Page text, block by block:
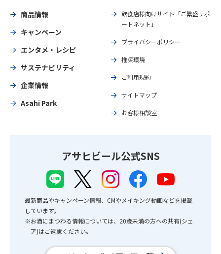
商品情報
キャンペーン
エンタメ・レシピ
サステナビリティ
企業情報
Asahi Park
飲食店様向けサイト「ご繁盛サポ
ートネット」
プライバシーポリシー
推奨環境
ご利用規約
サイトマップ
お客様相談室
アサヒビール公式SNS
最新商品やキャンペーン情報、CMやメイキング動画などを掲載
しています。
※お酒にまつわる情報については、20歳未満の方への共有(シェ
ア)はご遠慮ください。